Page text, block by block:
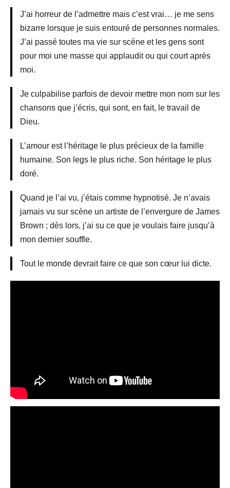
J’ai horreur de l’admettre mais c’est vrai… je me sens
bizarre lorsque je suis entouré de personnes normales.
J’ai passé toutes ma vie sur scène et les gens sont
pour moi une masse qui applaudit ou qui court après
moi.
Je culpabilise parfois de devoir mettre mon nom sur les
chansons que j’écris, qui sont, en fait, le travail de
Dieu.
L’amour est l’héritage le plus précieux de la famille
humaine. Son legs le plus riche. Son héritage le plus
doré.
Quand je l’ai vu, j’étais comme hypnotisé. Je n’avais
jamais vu sur scène un artiste de l’envergure de James
Brown ; dès lors, j’ai su ce que je voulais faire jusqu’à
mon dernier souffle.
Tout le monde devrait faire ce que son cœur lui dicte.